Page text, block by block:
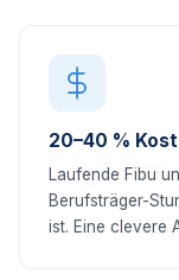
20–40 %
Laufende Fibu
Berufsträger-
ist. Eine clevere